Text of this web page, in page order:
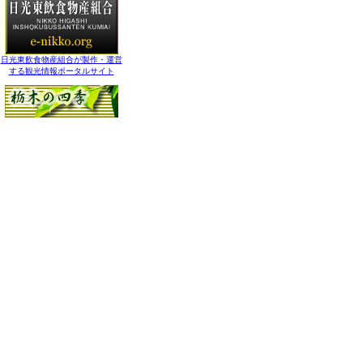
日光東飲食物産組合が製作・運営
する観光情報ポータルサイト